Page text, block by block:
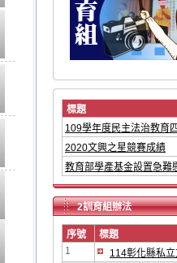
標題
109學年度民主法治教育
2020文興之星競賽成績
教育部學產基金設置急難
2訓育組辦法
序號
標題
1
114彰化縣私